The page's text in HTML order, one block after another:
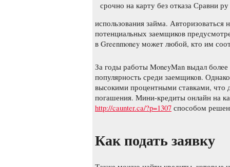
использования займа.
потенциальных заемщиков
в Greenmoney может любой, кто им
За годы работы MoneyMan выдал
популярность среди заемщиков.
высокими процентными ставками, что
погашения. Мини-кредиты онлайн на
http://caunter.ca/?p=1307 способом
Как подать заявку